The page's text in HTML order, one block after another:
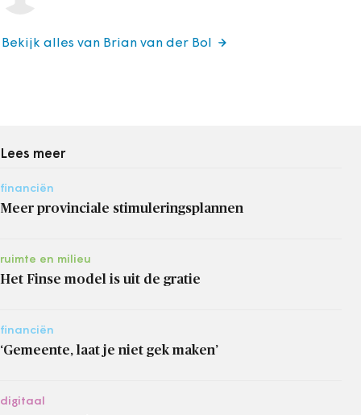
Bekijk alles van Brian van der Bol
Lees meer
financiën
Meer provinciale stimuleringsplannen
ruimte en milieu
Het Finse model is uit de gratie
financiën
‘Gemeente, laat je niet gek maken’
digitaal